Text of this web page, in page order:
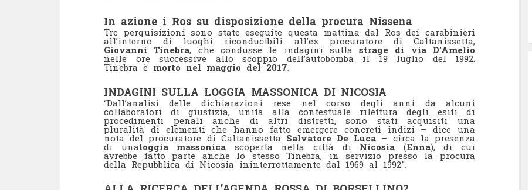
In azione i Ros su disposizione della procura Nissena
Tre perquisizioni sono state eseguite questa mattina dal Ros dei carabinieri
all’interno di luoghi riconducibili all’ex procuratore di Caltanissetta,
Giovanni Tinebra, che condusse le indagini sullastrage di via D’Amelio
nelle ore successive allo scoppio dell’autobomba il 19 luglio del 1992.
Tinebra è morto nel maggio del 2017.
INDAGINI SULLA LOGGIA MASSONICA DI NICOSIA
“Dall’analisi delle dichiarazioni rese nel corso degli anni da alcuni
collaboratori di giustizia, unita alla contestuale rilettura degli esiti di
procedimenti penali anche di altri distretti, sono stati acquisiti una
pluralità di elementi che hanno fatto emergere concreti indizi – dice una
nota del procuratore di Caltanissetta Salvatore De Luca – circa la presenza
di unaloggia massonica scoperta nella città di Nicosia (Enna), di cui
avrebbe fatto parte anche lo stesso Tinebra, in servizio presso la procura
della Repubblica di Nicosia ininterrottamente dal 1969 al 1992″.